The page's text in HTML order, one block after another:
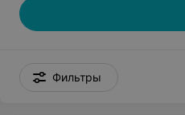
Фильтры